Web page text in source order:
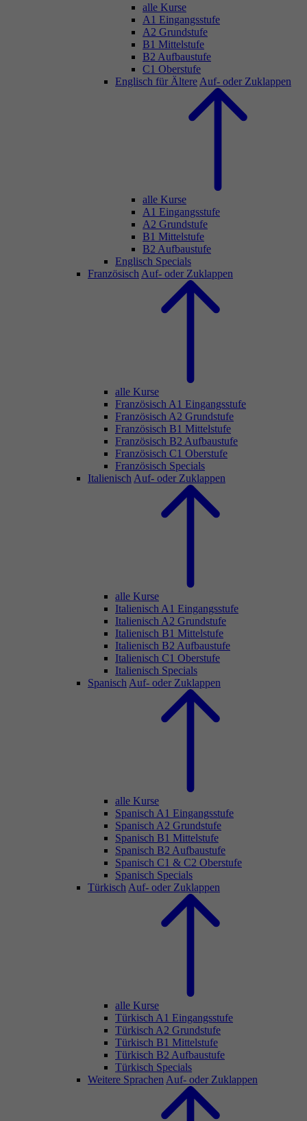
alle Kurse
A1 Eingangsstufe
A2 Grundstufe
B1 Mittelstufe
B2 Aufbaustufe
C1 Oberstufe
Englisch für Ältere Auf- oder Zuklappen
alle Kurse
A1 Eingangsstufe
A2 Grundstufe
B1 Mittelstufe
B2 Aufbaustufe
Englisch Specials
Französisch Auf- oder Zuklappen
alle Kurse
Französisch A1 Eingangsstufe
Französisch A2 Grundstufe
Französisch B1 Mittelstufe
Französisch B2 Aufbaustufe
Französisch C1 Oberstufe
Französisch Specials
Italienisch Auf- oder Zuklappen
alle Kurse
Italienisch A1 Eingangsstufe
Italienisch A2 Grundstufe
Italienisch B1 Mittelstufe
Italienisch B2 Aufbaustufe
Italienisch C1 Oberstufe
Italienisch Specials
Spanisch Auf- oder Zuklappen
alle Kurse
Spanisch A1 Eingangsstufe
Spanisch A2 Grundstufe
Spanisch B1 Mittelstufe
Spanisch B2 Aufbaustufe
Spanisch C1 & C2 Oberstufe
Spanisch Specials
Türkisch Auf- oder Zuklappen
alle Kurse
Türkisch A1 Eingangsstufe
Türkisch A2 Grundstufe
Türkisch B1 Mittelstufe
Türkisch B2 Aufbaustufe
Türkisch Specials
Weitere Sprachen Auf- oder Zuklappen